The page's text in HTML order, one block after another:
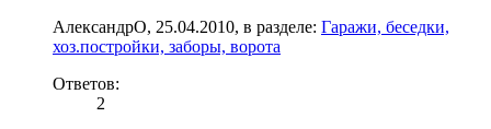
АлександрО, 25.04.2010, в разделе: Гаражи, беседки,
хоз.постройки, заборы, ворота
Ответов:
2